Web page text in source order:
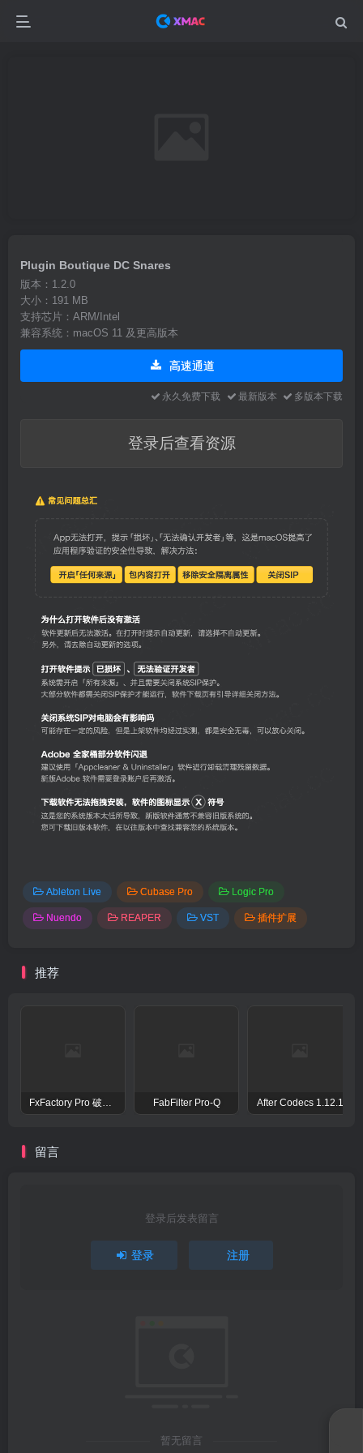
Plugin Boutique DC Snares
版本：1.2.0
大小：191 MB
支持芯片：ARM/Intel
兼容系统：macOS 11 及更高版本
高速通道
永久免费下载 最新版本 多版本下载
登录后查看资源
Ableton Live Cubase Pro Logic Pro
Nuendo REAPER VST 插件扩展
推荐
FabFilter Pro-Q After Codecs 1.12.1
留言
登录后发表留言
登录 注册
暂无留言